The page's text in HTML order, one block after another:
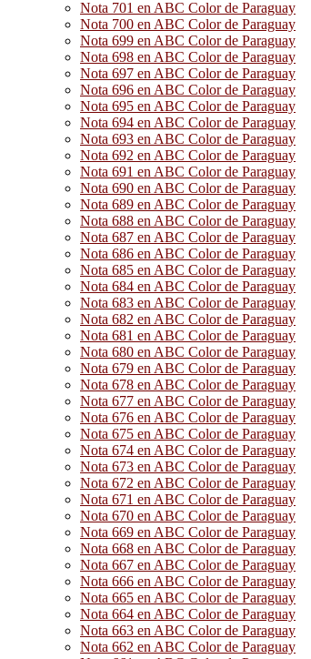
Nota 701 en ABC Color de Paraguay
Nota 700 en ABC Color de Paraguay
Nota 699 en ABC Color de Paraguay
Nota 698 en ABC Color de Paraguay
Nota 697 en ABC Color de Paraguay
Nota 696 en ABC Color de Paraguay
Nota 695 en ABC Color de Paraguay
Nota 694 en ABC Color de Paraguay
Nota 693 en ABC Color de Paraguay
Nota 692 en ABC Color de Paraguay
Nota 691 en ABC Color de Paraguay
Nota 690 en ABC Color de Paraguay
Nota 689 en ABC Color de Paraguay
Nota 688 en ABC Color de Paraguay
Nota 687 en ABC Color de Paraguay
Nota 686 en ABC Color de Paraguay
Nota 685 en ABC Color de Paraguay
Nota 684 en ABC Color de Paraguay
Nota 683 en ABC Color de Paraguay
Nota 682 en ABC Color de Paraguay
Nota 681 en ABC Color de Paraguay
Nota 680 en ABC Color de Paraguay
Nota 679 en ABC Color de Paraguay
Nota 678 en ABC Color de Paraguay
Nota 677 en ABC Color de Paraguay
Nota 676 en ABC Color de Paraguay
Nota 675 en ABC Color de Paraguay
Nota 674 en ABC Color de Paraguay
Nota 673 en ABC Color de Paraguay
Nota 672 en ABC Color de Paraguay
Nota 671 en ABC Color de Paraguay
Nota 670 en ABC Color de Paraguay
Nota 669 en ABC Color de Paraguay
Nota 668 en ABC Color de Paraguay
Nota 667 en ABC Color de Paraguay
Nota 666 en ABC Color de Paraguay
Nota 665 en ABC Color de Paraguay
Nota 664 en ABC Color de Paraguay
Nota 663 en ABC Color de Paraguay
Nota 662 en ABC Color de Paraguay